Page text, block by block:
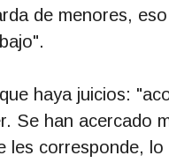
de menores,
haya juicios:
Se han acercado
les corresponde,